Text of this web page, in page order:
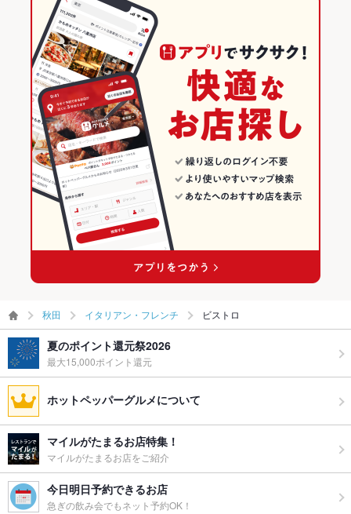
秋田 イタリアン・フレンチ ビストロ
夏のポイント還元祭2026
最大15,000ポイント還元
ホットペッパーグルメについて
マイルがたまるお店特集！
マイルがたまるお店をご紹介
今日明日予約できるお店
急ぎの飲み会でもネット予約OK！